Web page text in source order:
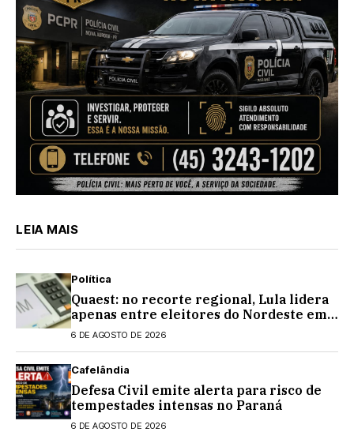
LEIA MAIS
Política
Quaest: no recorte regional, Lula lidera
apenas entre eleitores do Nordeste em
eventual 2º turno contra Flávio
6 DE AGOSTO DE 2026
Cafelândia
Defesa Civil emite alerta para risco de
tempestades intensas no Paraná
6 DE AGOSTO DE 2026